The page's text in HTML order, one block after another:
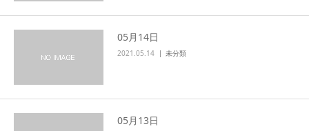
05月14日
2021.05.14 未分類
05月13日